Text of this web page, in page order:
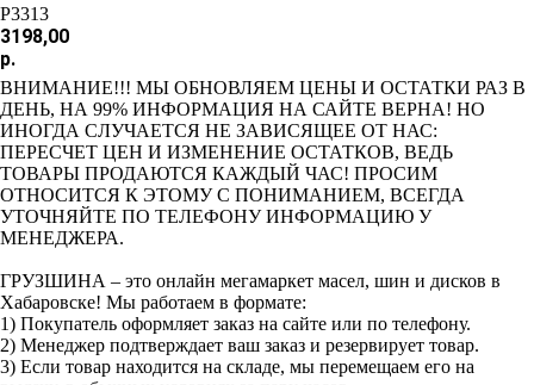
P3313
3198,00
р.
ВНИМАНИЕ!!! МЫ ОБНОВЛЯЕМ ЦЕНЫ И ОСТАТКИ РАЗ В
ДЕНЬ, НА 99% ИНФОРМАЦИЯ НА САЙТЕ ВЕРНА! НО
ИНОГДА СЛУЧАЕТСЯ НЕ ЗАВИСЯЩЕЕ ОТ НАС:
ПЕРЕСЧЕТ ЦЕН И ИЗМЕНЕНИЕ ОСТАТКОВ, ВЕДЬ
ТОВАРЫ ПРОДАЮТСЯ КАЖДЫЙ ЧАС! ПРОСИМ
ОТНОСИТСЯ К ЭТОМУ С ПОНИМАНИЕМ, ВСЕГДА
УТОЧНЯЙТЕ ПО ТЕЛЕФОНУ ИНФОРМАЦИЮ У
МЕНЕДЖЕРА.
ГРУЗШИНА – это онлайн мегамаркет масел, шин и дисков в
Хабаровске! Мы работаем в формате:
1) Покупатель оформляет заказ на сайте или по телефону.
2) Менеджер подтверждает ваш заказ и резервирует товар.
3) Если товар находится на складе, мы перемещаем его на